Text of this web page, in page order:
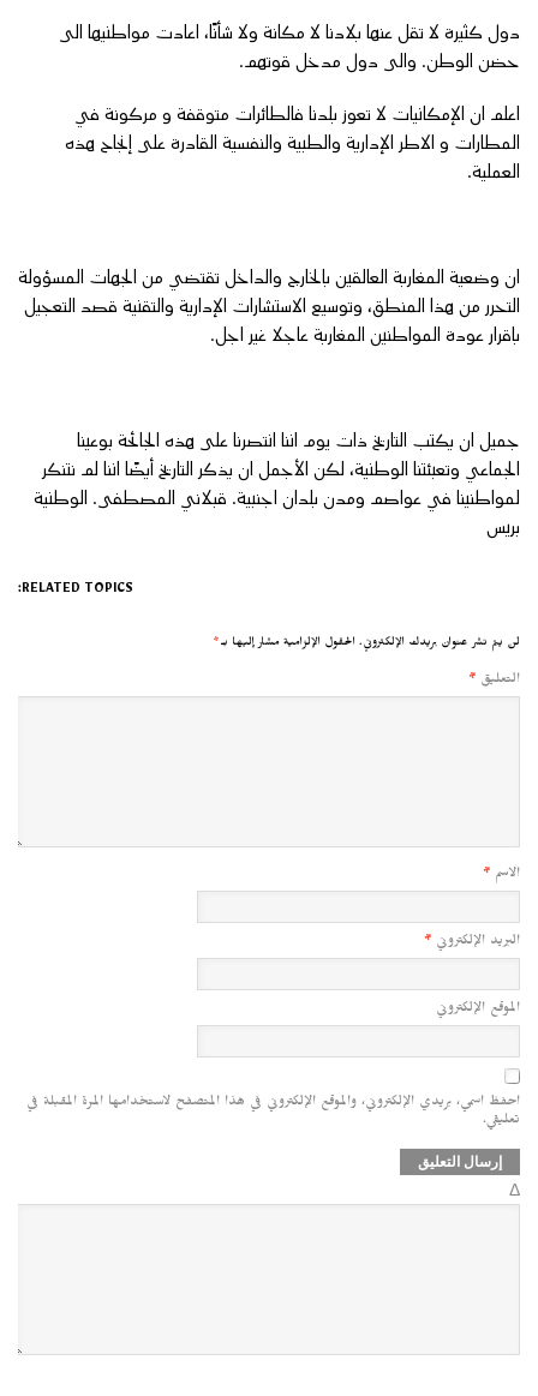
دول كثيرة لا تقل عنها بلادنا لا مكانة ولا شأنًا، اعادت مواطنيها الى
حضن الوطن. والى دول مدخل قوتهم.
اعلم ان الإمكانيات لا تعوز بلدنا فالطائرات متوقفة و مركونة في
المطارات و الاطر الإدارية والطبية والنفسية القادرة على إنجاح هذه
العملية.
ان وضعية المغاربة العالقين بالخارج والداخل تقتضي من الجهات المسؤولة
التحرر من هذا المنطق، وتوسيع الاستشارات الإدارية والتقنية قصد التعجيل
باقرار عودة المواطنين المغاربة عاجلا غير اجل.
جميل ان يكتب التاريخ ذات يوم اننا انتصرنا على هذه الجائحة بوعينا
الجماعي وتعبئتنا الوطنية، لكن الأجمل ان يذكر التاريخ أيضًا اننا لم نتنكر
لمواطنينا في عواصم ومدن بلدان اجنبية. قبلاني المصطفى. الوطنية
بريس
RELATED TOPICS:
لن يتم نشر عنوان بريدك الإلكتروني. الحقول الإلزامية مشار إليها بـ*
التعليق *
الاسم *
البريد الإلكتروني *
الموقع الإلكتروني
احفظ اسمي، بريدي الإلكتروني، والموقع الإلكتروني في هذا المتصفح لاستخدامها المرة المقبلة في
تعليقي.
Δ